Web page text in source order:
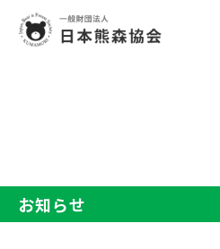
お知らせ